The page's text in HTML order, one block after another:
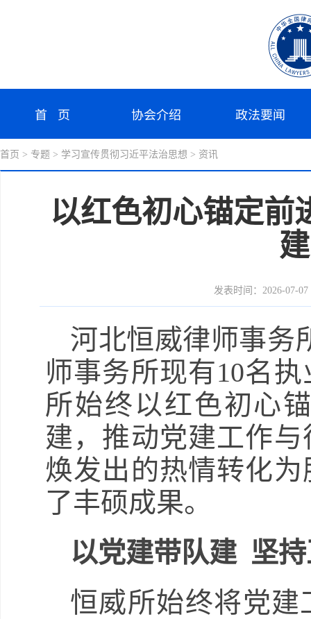
首 页 协会介绍 政法要闻
首页 > 专题 > 学习宣传贯彻习近平法治思想 > 资讯
以红色初心锚定
发表时间：2026-07-07
河北恒威律师事务
师事务所现有10名
所始终以红色初心
建，推动党建工作
焕发出的热情转化
了丰硕成果。
以党建带队建 坚
恒威所始终将党